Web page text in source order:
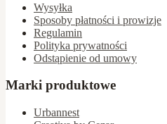
Wysyłka
Sposoby płatności i prowizje
Regulamin
Polityka prywatności
Odstąpienie od umowy
Marki produktowe
Urbannest